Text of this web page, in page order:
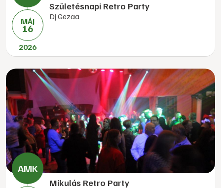
MÁJ
16
2026
Születésnapi Retro Party
Dj Gezaa
Mikulás Retro Party